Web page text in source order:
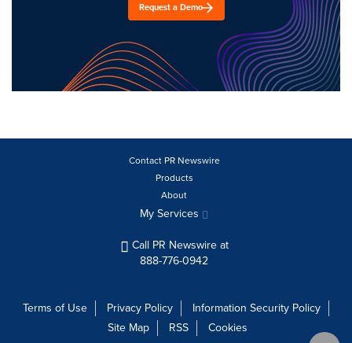
Request a Demo
Contact PR Newswire
Products
About
My Services
Call PR Newswire at
888-776-0942
Terms of Use Privacy Policy
Information Security Policy
Site Map
RSS Cookies